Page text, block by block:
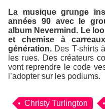
La musique grunge
années 90 avec le
album Nevermind. Le
et chemise à
génération. Des T-shirts
les rues. Des créateurs
vont reprendre le code
l’adopter sur les podiums.
Christy Turlington